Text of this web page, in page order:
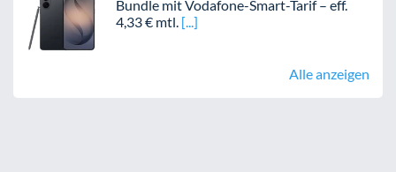
Bundle mit Vodafone-Smart-Tarif – eff.
4,33 € mtl.
Alle anzeigen